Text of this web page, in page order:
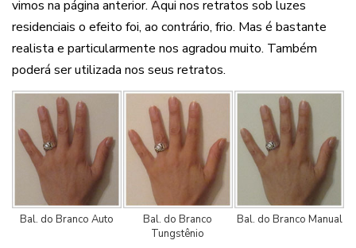
vimos na página anterior. Aqui nos retratos sob luzes
residenciais o efeito foi, ao contrário, frio. Mas é bastante
realista e particularmente nos agradou muito. Também
poderá ser utilizada nos seus retratos.
Bal. do Branco Auto
Bal. do Branco
Tungstênio
Bal. do Branco Manual